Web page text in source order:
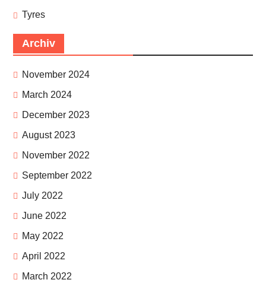
Tyres
Archiv
November 2024
March 2024
December 2023
August 2023
November 2022
September 2022
July 2022
June 2022
May 2022
April 2022
March 2022